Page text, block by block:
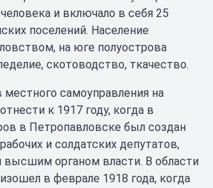
и включало в себя 25
поселений. Население
на юге полуострова
скотоводство, ткачество.
местного самоуправления на
к 1917 году, когда в
в Петропавловске был создан
и солдатских депутатов,
органом власти. В области
в феврале 1918 года, когда